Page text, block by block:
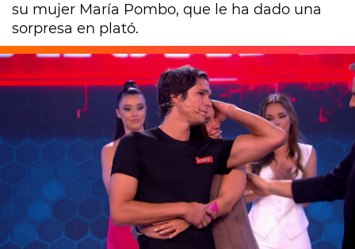
su mujer María Pombo, que le ha dado una
sorpresa en plató.